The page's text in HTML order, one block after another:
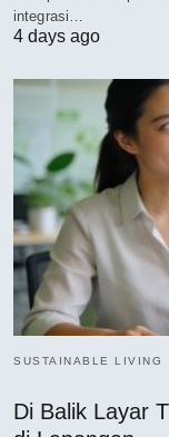
integrasi…
4 days ago
SUSTAINABLE LIVING
Di Balik Layar